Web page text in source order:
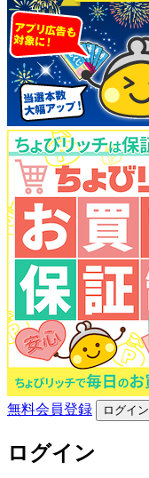
無料会員登録 ログイン
ログイン